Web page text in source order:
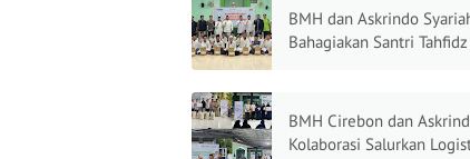
BMH dan Askrindo
Bahagiakan Santri Tahfidz Putra
BMH Cirebon dan
Kolaborasi Salurkan